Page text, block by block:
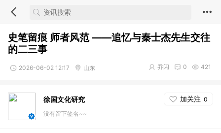
史笔留痕 师者风范 ——追忆与秦士杰先生交往
的二三事
2026-06-02 12:17 山东 421
0
乔闪
徐国文化研究 加关注 0
没有留下签名~~